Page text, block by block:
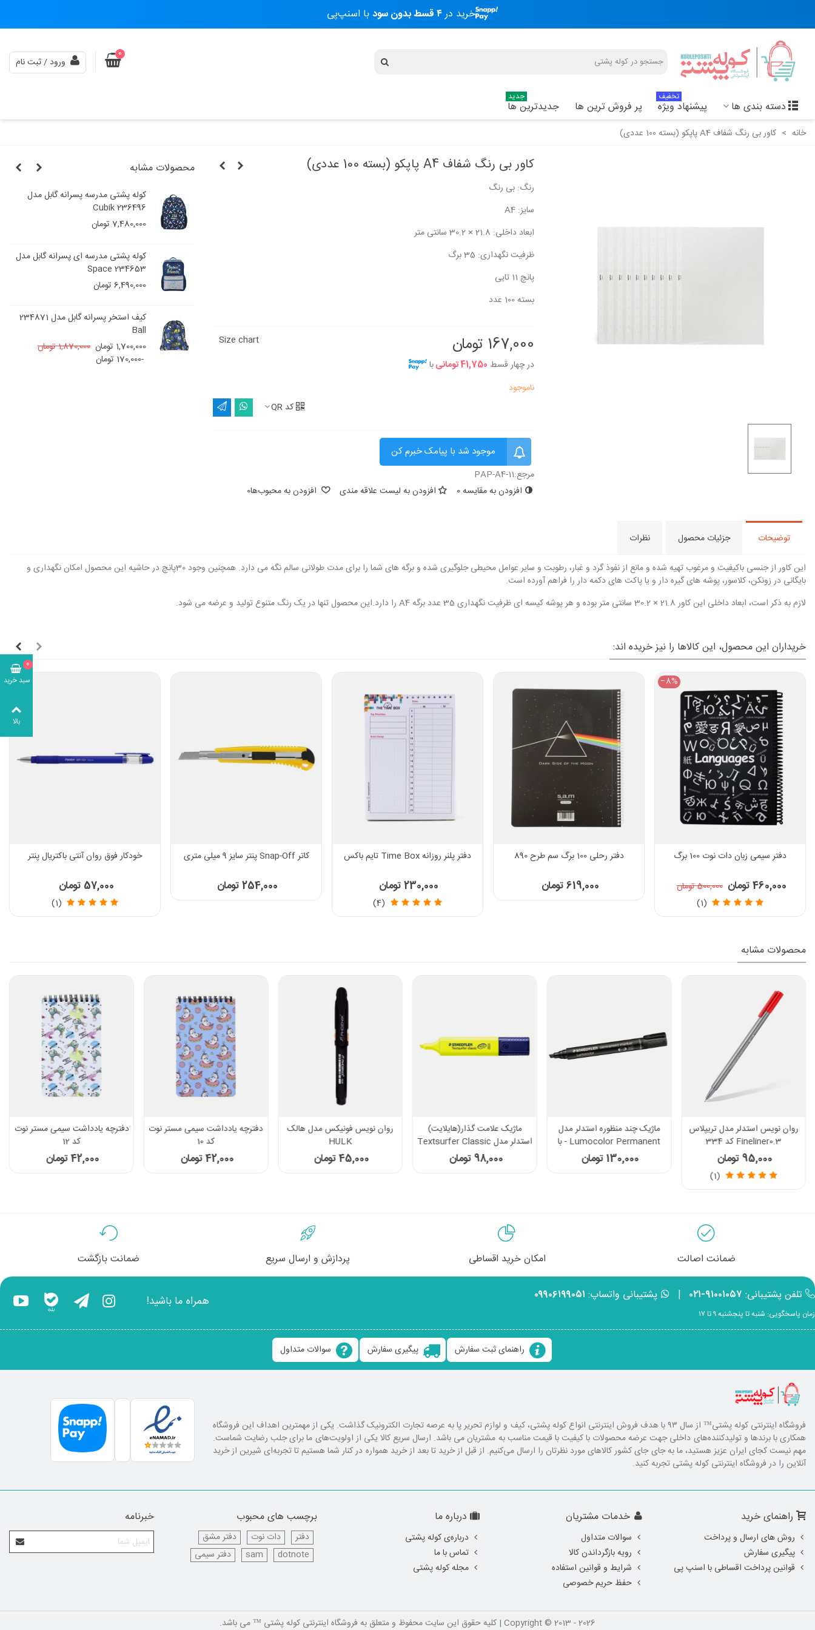
خرید در۴ قسط بدون سود با اسنپ‌پی
0
ورود / ثبت نام
دسته بندی ها پیشنهاد ویژه
تخفیف
پر فروش ترین ها جدیدترین ها
جدید
خانه > کاور بی رنگ شفاف A4 پاپکو (بسته 100 عددی)
کاور بی رنگ شفاف A4 پاپکو (بسته 100 عددی)
رنگ: بی رنگ
سایز: A4
ابعاد داخلی: 21.8 × 30.2 سانتی متر
ظرفیت نگهداری: 35 برگ
پانچ 11 تایی
بسته 100 عدد
167,000 تومان
در چهار قسط 41,750 تومانی با
Size chart
ناموجود
کد QR
موجود شد با پیامک خبرم کن
مرجع:PAP-A4-11
افزودن به مقایسه0 افزودن به لیست علاقه مندی افزودن به محبوب‌ها0
محصولات مشابه
کوله پشتی مدرسه ای دخترانه گابل مدل
236040 Funny
کوله پشتی مدرسه ای دخترانه گابل مدل
7,810,000 تومان
9,130,000 تومان
کوله پشتی مدرسه پسرانه گابل مدل
Cubik 236496
7,480,000 تومان
کوله پشتی مدرسه ای پسرانه گابل مدل
234653 Space
6,490,000 تومان
کیف استخر پسرانه گابل مدل 234871
Ball
1,700,000 تومان
1,870,000 تومان
-170,000 تومان
توضیحات جزئیات محصول نظرات
این کاور از جنسی باکیفیت و مرغوب تهیه شده و مانع از نفوذ گرد و غبار، رطوبت و سایر عوامل محیطی جلوگیری شده و برگه های شما را برای مدت طولانی سالم نگه می دارد. همچنین وجود 30پانچ در حاشیه این محصول امکان نگهداری و
بایگانی در زونکن، کلاسور، پوشه های گیره دار و یا پاکت های دکمه دار را فراهم آورده است.
لازم به ذکر است، ابعاد داخلی این کاور 21.8 × 30.2 سانتی متر بوده و هر پوشه کیسه ای ظرفیت نگهداری 35 عدد برگه A4 را دارد.این محصول تنها در یک رنگ متنوع تولید و عرضه می شود.
خریداران این محصول، این کالاها را نیز خریده اند:
‎−8%
دفتر سیمی زبان دات نوت 100 برگ
460,000 تومان
500,000 تومان
(1)
دفتر رحلی 100 برگ سم طرح 890
619,000 تومان
دفتر پلنر روزانه Time Box تایم باکس
230,000 تومان
(4)
کاتر Snap-Off پنتر سایز 9 میلی متری
254,000 تومان
خودکار فوق روان آنتی باکتریال پنتر
57,000 تومان
(1)
محصولات مشابه
روان نویس استدلر مدل تریپلاس
Fineliner0.3 کد 334
95,000 تومان
(1)
ماژیک چند منظوره استدلر مدل
Lumocolor Permanent - با
نوک تخت کد 350
130,000 تومان
ماژیک علامت گذار(هایلایت)
استدلر مدل Textsurfer Classic
کد 364
98,000 تومان
روان نویس فونیکس مدل هالک
HULK
45,000 تومان
دفترچه یادداشت سیمی مستر نوت
کد 10
42,000 تومان
دفترچه یادداشت سیمی مستر نوت
کد 12
42,000 تومان
ضمانت اصالت امکان خرید اقساطی پردازش و ارسال سریع ضمانت بازگشت
تلفن پشتیبانی: ۹۱۰۰۱۰۵۷-۰۲۱ | پشتیبانی واتساپ: ۰۹۹۰۶۱۹۹۰۵۱
زمان پاسخگویی: شنبه تا پنجشنبه ۹ تا ۱۷
همراه ما باشید!
راهنمای ثبت سفارش پیگیری سفارش سوالات متداول
فروشگاه اینترنتی کوله پشتی
™ از سال ۹۳ با هدف فروش اینترنتی انواع کوله پشتی، کیف و لوازم تحریر پا به عرصه تجارت الکترونیک گذاشت. یکی از مهمترین اهداف این فروشگاه
همکاری با برند‌ها و تولیدکننده‌های داخلی جهت عرضه محصولات با کیفیت با قیمت مناسب به مشتریان می باشد. ارسال سریع کالا یکی از اولویت‌های ما برای جلب رضایت شماست.
مهم نیست کجای ایران عزیز هستید، ما به جای جای کشور کالا‌های مورد نظرتان را ارسال می‌کنیم. از قبل از خرید تا بعد از خرید همواره در کنار شما هستیم تا تجربه‌ای شیرین از خرید
آنلاین را در فروشگاه اینترنتی کوله پشتی تجربه کنید.
راهنمای خرید
روش های ارسال و پرداخت
پیگیری سفارش
قوانین پرداخت اقساطی با اسنپ پی
خدمات مشتریان
سوالات متداول
رویه بازگرداندن کالا
شرایط و قوانین استفاده
حفظ حریم خصوصی
درباره ما
درباره‌ی کوله پشتی
تماس با ما
مجله کوله پشتی
برچسب های محبوب
دفتر دات نوت
دفتر مشق
dotnote
sam دفتر سیمی
خبرنامه
Copyright © 2013 - 2026 | کلیه حقوق این سایت محفوظ و متعلق به فروشگاه اینترنتی کوله پشتی ™ می باشد.
سبد خرید
0
بالا